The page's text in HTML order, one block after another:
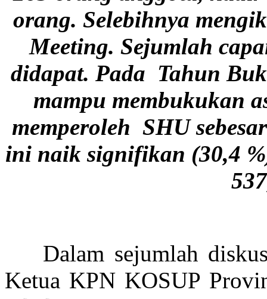
orang. Selebihnya
Meeting. Sejumlah
didapat. Pada Tahun
mampu membukukan
memperoleh SHU
ini naik signifikan (30,4
Dalam sejumlah
Ketua KPN KOSUP